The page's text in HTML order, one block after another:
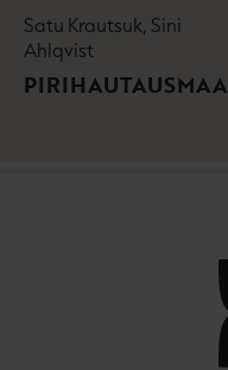
Satu Krautsuk, Sini
Ahlqvist
PIRIHAUTAUSMAA